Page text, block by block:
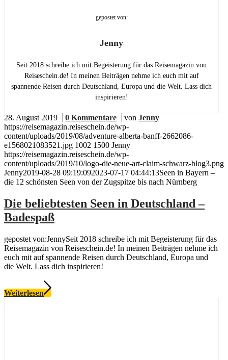
gepostet von:
Jenny
Seit 2018 schreibe ich mit Begeisterung für das Reisemagazin von
Reiseschein.de! In meinen Beiträgen nehme ich euch mit auf
spannende Reisen durch Deutschland, Europa und die Welt. Lass dich
inspirieren!
28. August 2019 0 Kommentare von Jenny
https://reisemagazin.reiseschein.de/wp-
content/uploads/2019/08/adventure-alberta-banff-2662086-
e1568021083521.jpg 1002 1500 Jenny
https://reisemagazin.reiseschein.de/wp-
content/uploads/2019/10/logo-die-neue-art-claim-schwarz-blog3.png
Jenny2019-08-28 09:19:092023-07-17 04:44:13Seen in Bayern –
die 12 schönsten Seen von der Zugspitze bis nach Nürnberg
Die beliebtesten Seen in Deutschland –
Badespaß
gepostet von:JennySeit 2018 schreibe ich mit Begeisterung für das
Reisemagazin von Reiseschein.de! In meinen Beiträgen nehme ich
euch mit auf spannende Reisen durch Deutschland, Europa und
die Welt. Lass dich inspirieren!
Weiterlesen